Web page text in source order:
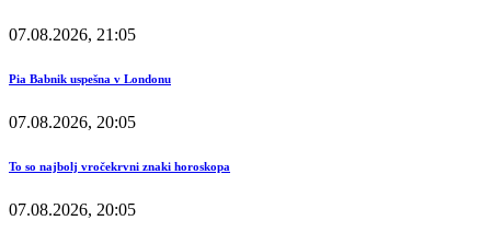
07.08.2026, 21:05
Pia Babnik uspešna v Londonu
07.08.2026, 20:05
To so najbolj vročekrvni znaki horoskopa
07.08.2026, 20:05